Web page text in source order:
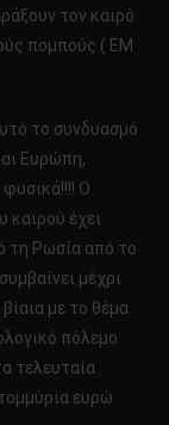
τον καιρό
πομπούς ( ΕΜ
το συνδυασμό
Ευρώπη,
φυσικά!!!! Ο
καιρού έχει
τη Ρωσία από το
μέχρι
με το θέμα
πόλεμο
τελευταία
ευρώ